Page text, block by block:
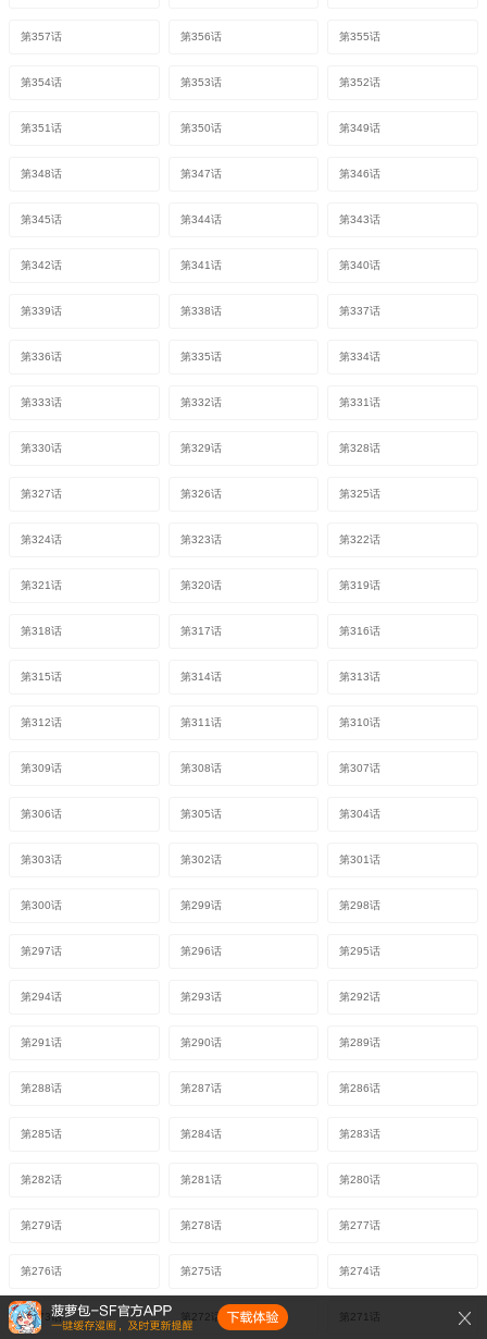
第357话 第356话 第355话
第354话 第353话 第352话
第351话 第350话 第349话
第348话 第347话 第346话
第345话 第344话 第343话
第342话 第341话 第340话
第339话 第338话 第337话
第336话 第335话 第334话
第333话 第332话 第331话
第330话 第329话 第328话
第327话 第326话 第325话
第324话 第323话 第322话
第321话 第320话 第319话
第318话 第317话 第316话
第315话 第314话 第313话
第312话 第311话 第310话
第309话 第308话 第307话
第306话 第305话 第304话
第303话 第302话 第301话
第300话 第299话 第298话
第297话 第296话 第295话
第294话 第293话 第292话
第291话 第290话 第289话
第288话 第287话 第286话
第285话 第284话 第283话
第282话 第281话 第280话
第279话 第278话 第277话
第276话 第275话 第274话
第273话 第272话 第271话